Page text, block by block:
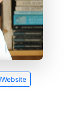
Website